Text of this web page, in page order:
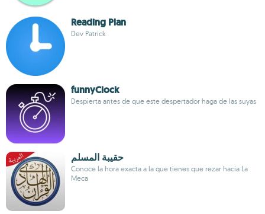
Reading Plan
Dev Patrick
funnyClock
Despierta antes de que este despertador haga de las suyas
حقيبة المسلم
Conoce la hora exacta a la que tienes que rezar hacia La
Meca